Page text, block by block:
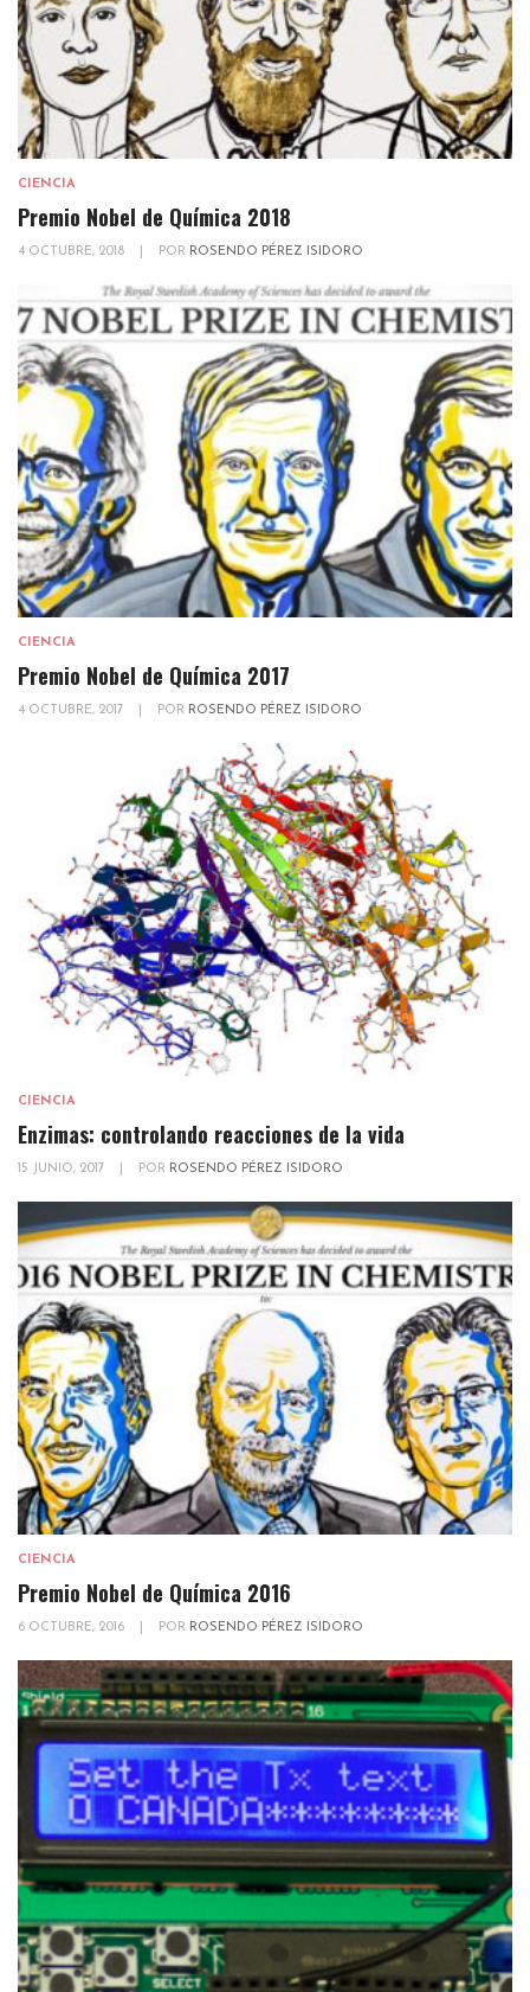
CIENCIA
Premio Nobel de Química 2018
4 OCTUBRE, 2018 POR ROSENDO PÉREZ ISIDORO
CIENCIA
Premio Nobel de Química 2017
4 OCTUBRE, 2017 POR ROSENDO PÉREZ ISIDORO
CIENCIA
Enzimas: controlando reacciones de la vida
15 JUNIO, 2017 POR ROSENDO PÉREZ ISIDORO
CIENCIA
Premio Nobel de Química 2016
6 OCTUBRE, 2016 POR ROSENDO PÉREZ ISIDORO